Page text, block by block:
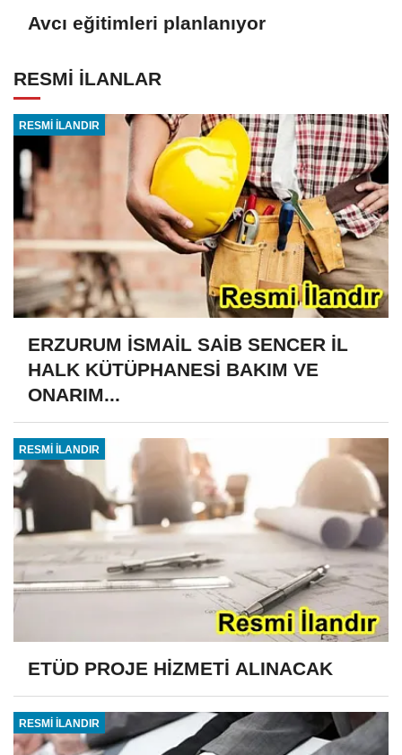
Avcı eğitimleri planlanıyor
RESMİ İLANLAR
RESMİ İLANDIR
ERZURUM İSMAİL SAİB SENCER İL
HALK KÜTÜPHANESİ BAKIM VE
ONARIM...
RESMİ İLANDIR
ETÜD PROJE HİZMETİ ALINACAK
RESMİ İLANDIR